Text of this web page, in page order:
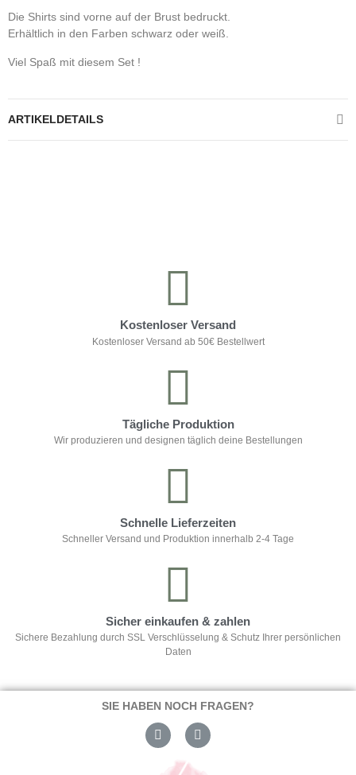
Die Shirts sind vorne auf der Brust bedruckt.
Erhältlich in den Farben schwarz oder weiß.
Viel Spaß mit diesem Set !
ARTIKELDETAILS
Kostenloser Versand
Kostenloser Versand ab 50€ Bestellwert
Tägliche Produktion
Wir produzieren und designen täglich deine Bestellungen
Schnelle Lieferzeiten
Schneller Versand und Produktion innerhalb 2-4 Tage
Sicher einkaufen & zahlen
Sichere Bezahlung durch SSL Verschlüsselung & Schutz Ihrer persönlichen
Daten
SIE HABEN NOCH FRAGEN?